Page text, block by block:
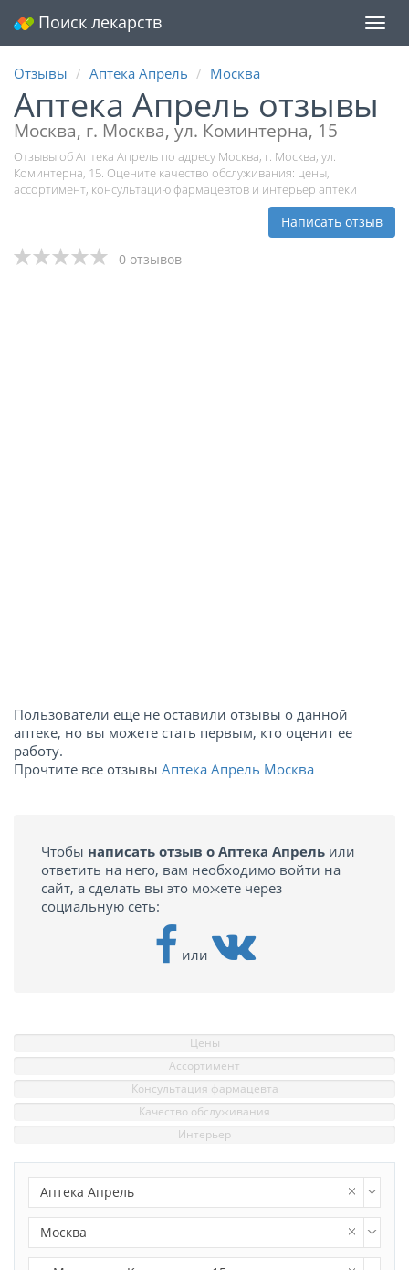
Поиск лекарств
Отзывы Аптека Апрель Москва
Аптека Апрель отзывы
Москва, г. Москва, ул. Коминтерна, 15
Отзывы об Аптека Апрель по адресу Москва, г. Москва, ул.
Коминтерна, 15. Оцените качество обслуживания: цены,
ассортимент, консультацию фармацевтов и интерьер аптеки
Написать отзыв
0 отзывов
Пользователи еще не оставили отзывы о данной
аптеке, но вы можете стать первым, кто оценит ее
работу.
Прочтите все отзывы Аптека Апрель Москва
Чтобы написать отзыв о Аптека Апрель или
ответить на него, вам необходимо войти на
сайт, а сделать вы это можете через
социальную сеть:
или
Цены
Ассортимент
Консультация фармацевта
Качество обслуживания
Интерьер
Аптека Апрель
Москва